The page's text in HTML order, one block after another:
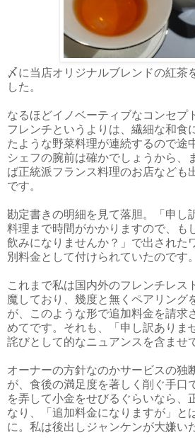
〆に当店オリジナルブレンドの紅茶
した。
なるほどイノベーティブなコンセプ
フレンチというよりは、繊細な和食
たような野菜料理が連続するので途
シェフの腕前は確かでしょうから、
ば正統派フランス料理のお店なども
です。
勘定書きの明細を見て落胆。「申し
料理まで時間がかかりますので、も
飲みになりませんか？」で出された
別料金として付けられていたのです。
これまで私は国内外のフレンチレス
魔しており、幾度と無くペアリング
が、このような形で追加料金を請求
めてです。それも、「申し訳ありま
詫びとして的なニュアンスを含ませ
オーナーの方針なのかサービスの独
が、食後の満足度を著しく削ぐ手口
を弄して小金をせびるぐらいなら、
なり、「追加料金になりますが」と
に。私は後出しジャンケンが大嫌い